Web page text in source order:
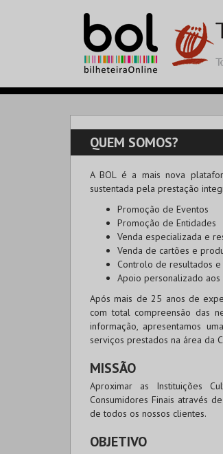
QUEM SOMOS?
ABOLé a mais nova
sustentada pela prestação
Promoção de Eventos
Promoção de Entidades
Venda especializada e
Venda de cartões e
Controlo de resultados
Apoio personalizado aos
Após mais de 25 anos de
com total compreensão das
informação, apresentamos
serviços prestados na área da
MISSÃO
Aproximar as Instituições
Consumidores Finais através
de todos os nossos clientes.
OBJETIVO